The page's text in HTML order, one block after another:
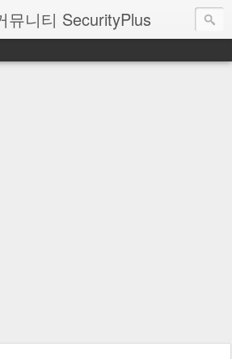
뮤니티 SecurityPlus